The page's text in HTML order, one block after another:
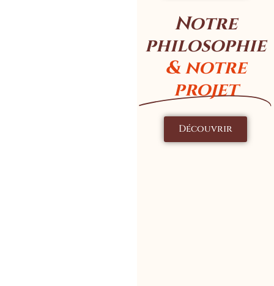
Notre
philosophie
& notre
projet
Découvrir